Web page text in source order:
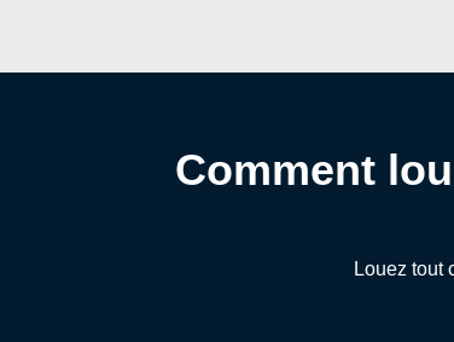
Comment
Louez tout